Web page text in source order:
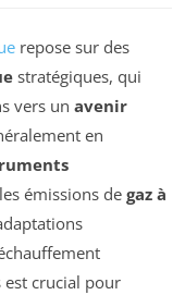
repose sur des
stratégiques, qui
vers un avenir
en
émissions degaz à
crucial pour